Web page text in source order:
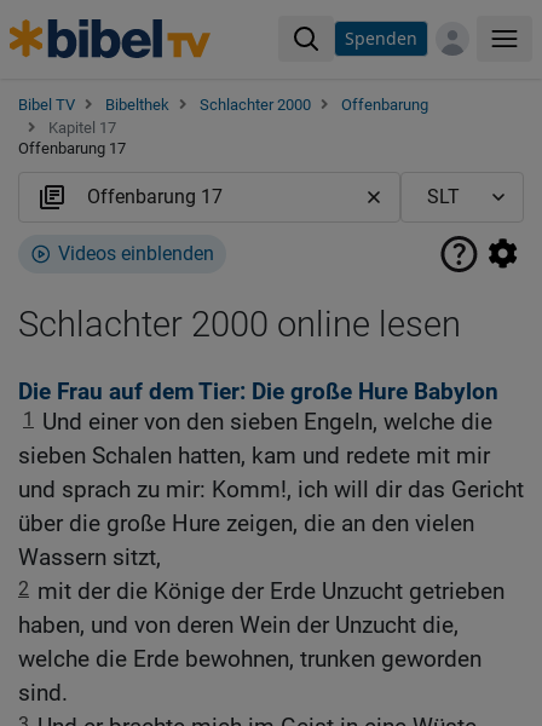
Spenden
Bibel TV Bibelthek Schlachter 2000
Offenbarung
Kapitel 17
Offenbarung 17
Videos einblenden
Schlachter 2000 online lesen
Die Frau auf dem Tier: Die große Hure Babylon
1
Und einer von den sieben Engeln, welche die
sieben Schalen hatten, kam und redete mit mir
und sprach zu mir: Komm!, ich will dir das Gericht
über die große Hure zeigen, die an den vielen
Wassern sitzt,
2 mit der die Könige der Erde Unzucht getrieben
haben, und von deren Wein der Unzucht die,
welche die Erde bewohnen, trunken geworden
sind.